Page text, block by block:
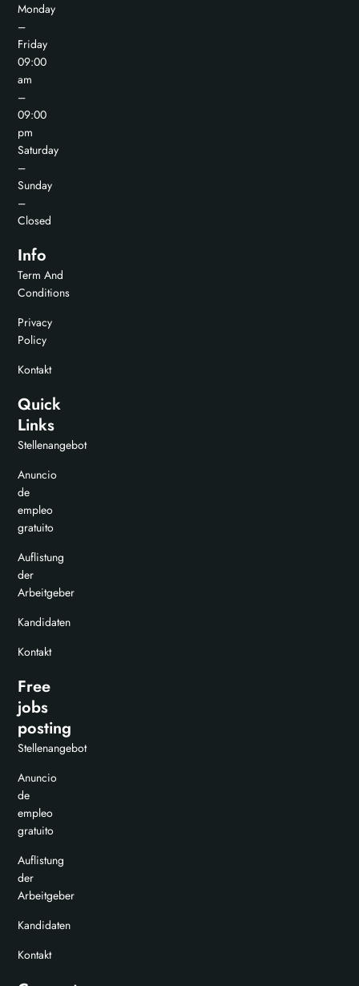
Monday
–
Friday
09:00
am
–
09:00
pm
Saturday
–
Sunday
–
Closed
Info
Term And
Conditions
Privacy
Policy
Kontakt
Quick
Links
Stellenangebot
Anuncio
de
empleo
gratuito
Auflistung
der
Arbeitgeber
Kandidaten
Kontakt
Free
jobs
posting
Stellenangebot
Anuncio
de
empleo
gratuito
Auflistung
der
Arbeitgeber
Kandidaten
Kontakt